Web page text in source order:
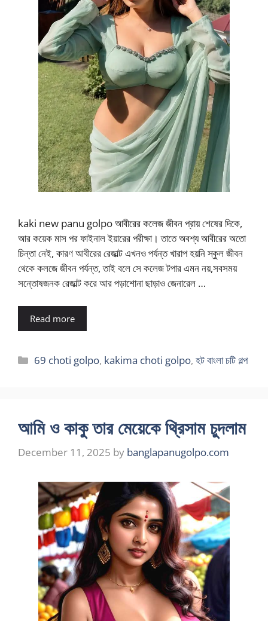
kaki new panu golpo আবীরের কলেজ জীবন প্রায় শেষের দিকে,
আর কয়েক মাস পর ফাইনাল ইয়ারের পরীক্ষা। তাতে অবশ্য আবীরের অতো
চিন্তা নেই, কারণ আবীরের রেজাল্ট এখনও পর্যন্ত খারাপ হয়নি স্কুল জীবন
থেকে কলজে জীবন পর্যন্ত, তাই বলে সে কলেজ টপার এমন নয়,সবসময়
সন্তোষজনক রেজাল্ট করে আর পড়াশোনা ছাড়াও জেনারেল …
Read more
Categories
69 choti golpo, kakima choti golpo,হট বাংলা চটি গল্প
আমি ও কাকু তার মেয়েকে থ্রিসাম চুদলাম
December 11, 2025 by banglapanugolpo.com